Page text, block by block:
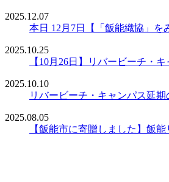
2025.12.07
本日 12月7日【「飯能織協」
2025.10.25
【10月26日】リバービーチ・
2025.10.10
リバービーチ・キャンパス延
2025.08.05
【飯能市に寄贈しました】飯